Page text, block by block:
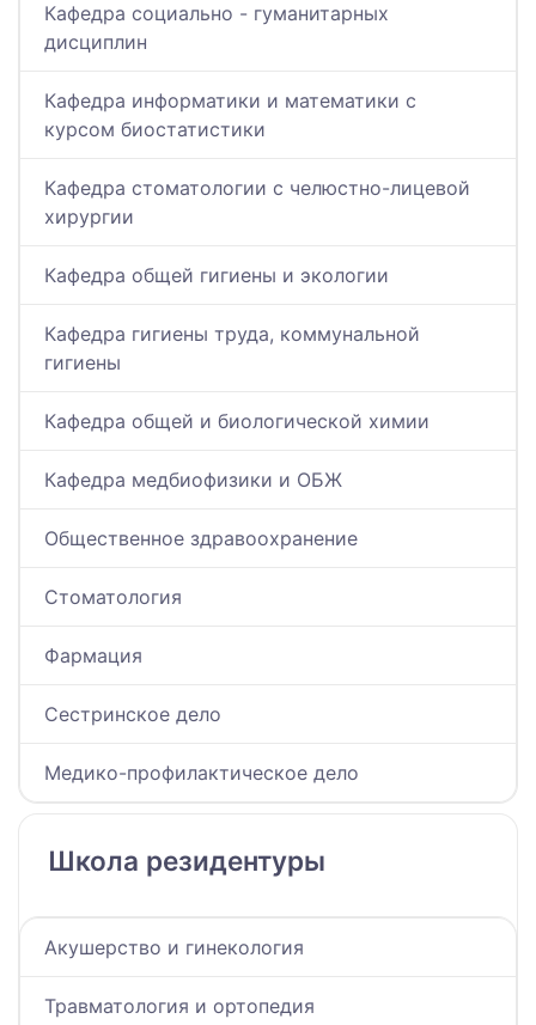
Кафедра социально - гуманитарных
дисциплин
Кафедра информатики и математики с
курсом биостатистики
Кафедра стоматологии с челюстно-лицевой
хирургии
Кафедра общей гигиены и экологии
Кафедра гигиены труда, коммунальной
гигиены
Кафедра общей и биологической химии
Кафедра медбиофизики и ОБЖ
Общественное здравоохранение
Стоматология
Фармация
Сестринское дело
Медико-профилактическое дело
Школа резидентуры
Акушерство и гинекология
Травматология и ортопедия